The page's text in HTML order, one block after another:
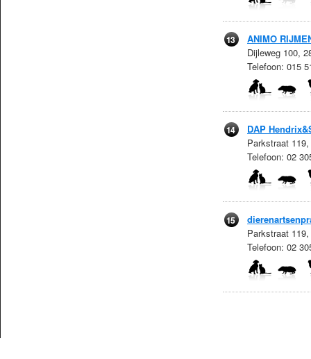
13
ANIMO
Dijleweg 100,
Telefoon: 015
14
DAP
Parkstraat
Telefoon: 02
15
Parkstraat
Telefoon: 02